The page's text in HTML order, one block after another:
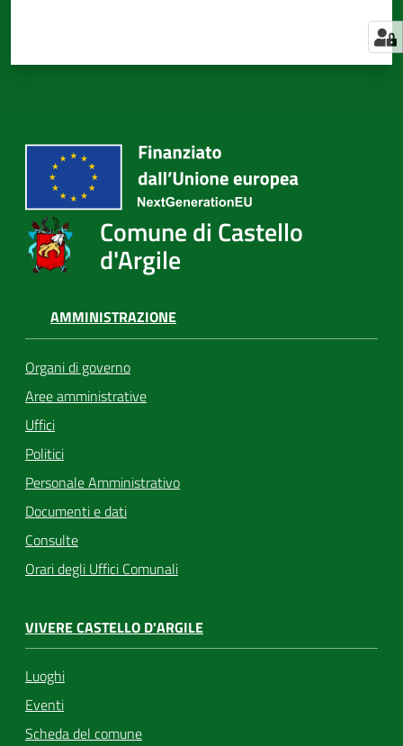
Comune di Castello
d'Argile
AMMINISTRAZIONE
Organi di governo
Aree amministrative
Uffici
Politici
Personale Amministrativo
Documenti e dati
Consulte
Orari degli Uffici Comunali
VIVERE CASTELLO D'ARGILE
Luoghi
Eventi
Scheda del comune